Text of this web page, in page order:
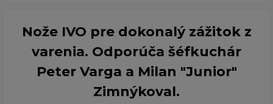
Nože IVO pre dokonalý zážitok z
varenia. Odporúča šéfkuchár
Peter Varga a Milan "Junior"
Zimnýkoval.